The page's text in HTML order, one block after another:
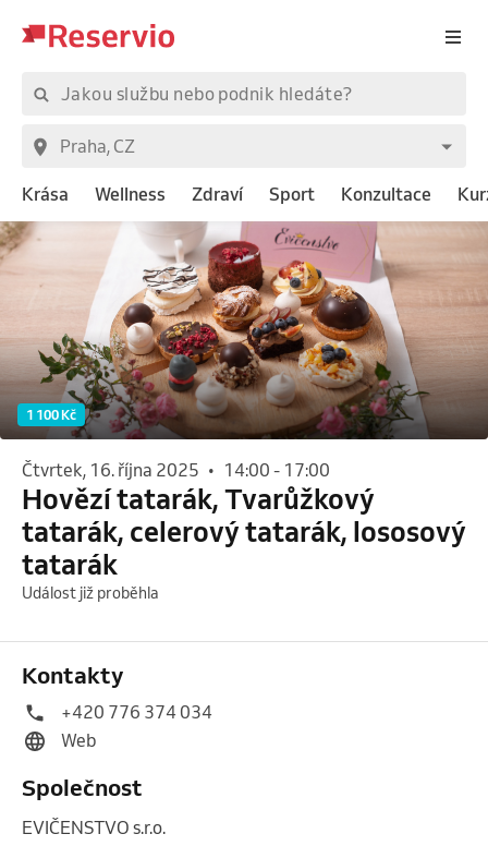
Krása Wellness Zdraví Sport Konzultace
1 100 Kč
čtvrtek, 16. října 2025 • 14:00 - 17:00
Hovězí tatarák, Tvarůžkový
tatarák, celerový tatarák, lososový
tatarák
Událost již proběhla
Kontakty
+420 776 374 034
Web
Společnost
EVIČENSTVO s.r.o.